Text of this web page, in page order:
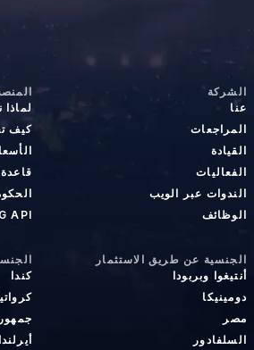
الشركة
عنا
المراجعات
القيادة
الفعاليات
الندوات عبر الويب
الوظائف
كيف
API
الجنسية عن طريق الاستثمار
أنتيغوا وبربودا
دومينيكا
مصر
السلفادور
كندا
أيرلندا